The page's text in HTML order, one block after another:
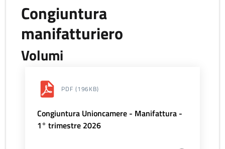
Congiuntura
manifatturiero
Volumi
PDF (196KB)
Congiuntura Unioncamere - Manifattura -
1° trimestre 2026